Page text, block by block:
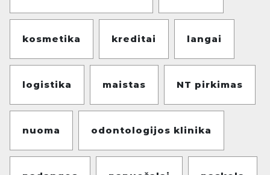
kosmetika kreditai langai
logistika maistas NT pirkimas
nuoma odontologijos klinika